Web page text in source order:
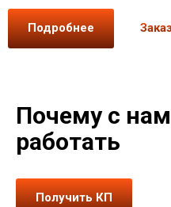
Подробнее
Почему с
работать
Получить КП